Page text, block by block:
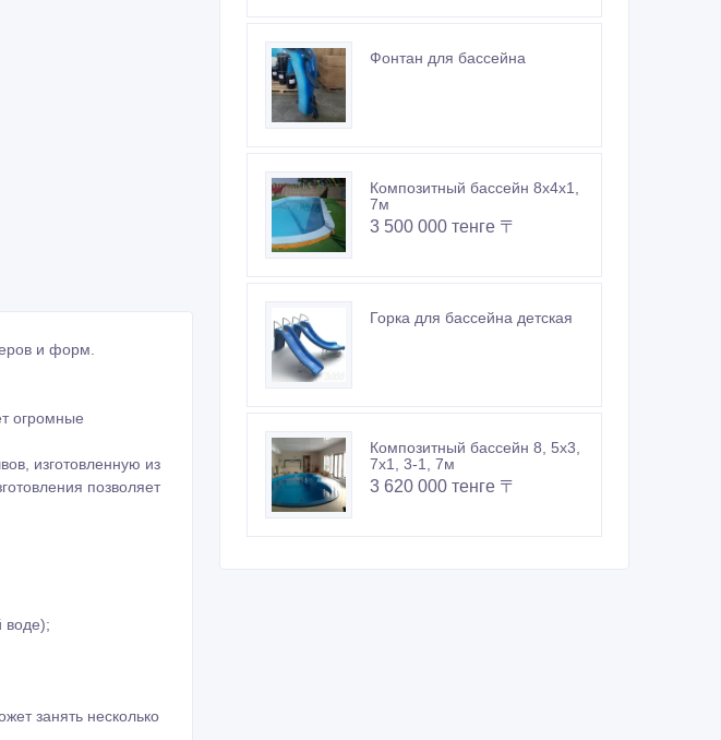
и форм.
огромные
изготовленную из
позволяет
воде);
занять несколько
Фонтан для бассейна
Композитный бассейн 8х4х1,
7м
3 500 000 тенге 〒
Горка для бассейна детская
Композитный бассейн 8, 5х3,
7х1, 3-1, 7м
3 620 000 тенге 〒